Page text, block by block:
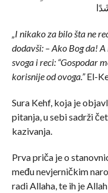
„I nikako za bilo šta ne
dodavši: – Ako Bog da!
svoga i reci: “Gospodar
korisnije od ovoga.”El-
Sura Kehf, koja je
pitanja, u sebi sadrži
kazivanja.
Prva priča je o
među nevjerničkim
radi Allaha, te ih je